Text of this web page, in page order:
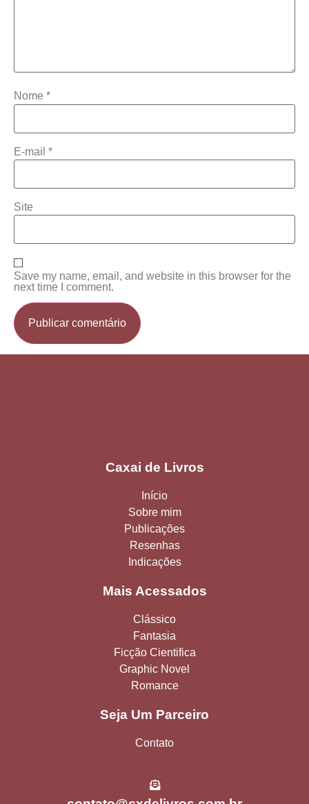
Nome *
E-mail *
Site
Save my name, email, and website in this browser for the
next time I comment.
Caxai de Livros
Início
Sobre mim
Publicações
Resenhas
Indicações
Mais Acessados
Clássico
Fantasia
Ficção Cientifica
Graphic Novel
Romance
Seja Um Parceiro
Contato